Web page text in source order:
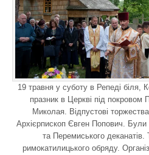
19 травня у суботу в Репеді біля,
празник в Церкві під покровом
Миколая. Відпустові
Архієрпископ Євген Попович. Були
та Перемиського деканатів.
римокатилицького обряду.